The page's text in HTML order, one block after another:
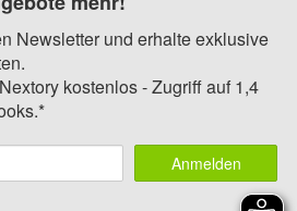
Newsletter und erhalte exklusive
kostenlos - Zugriff auf 1,4
Anmelden